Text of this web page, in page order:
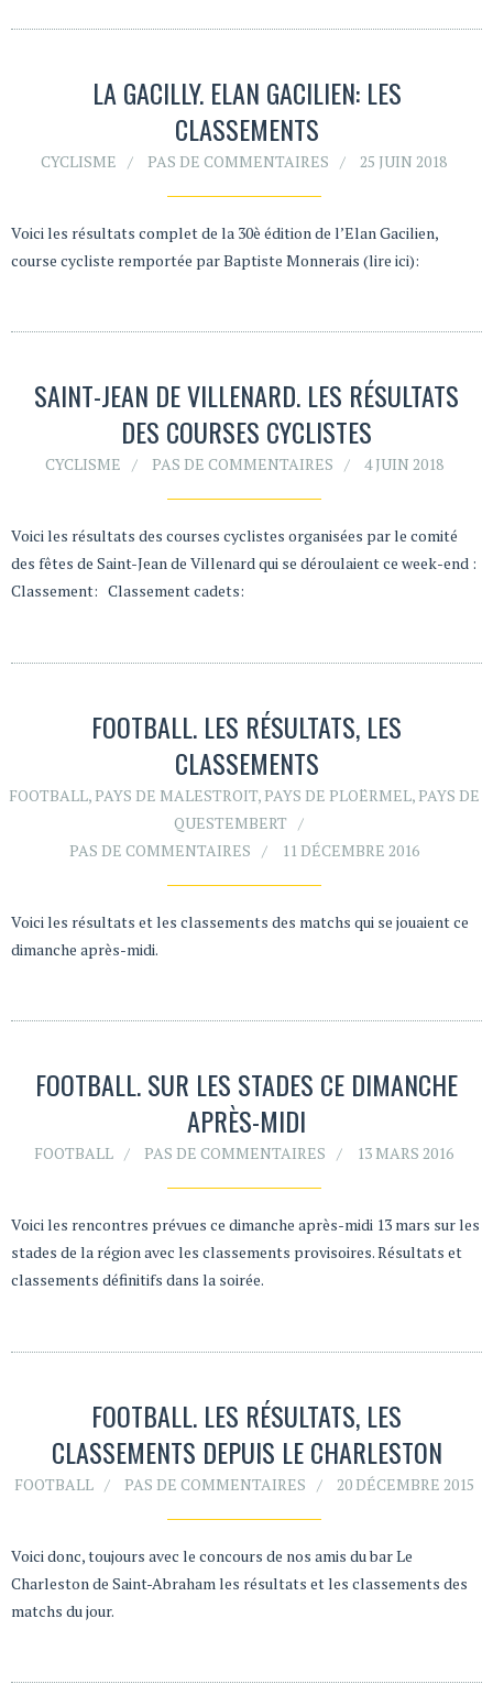
LA GACILLY. ELAN GACILIEN: LES
CLASSEMENTS
CYCLISME PAS DE COMMENTAIRES 25 JUIN 2018
Voici les résultats complet de la 30è édition de l’Elan Gacilien,
course cycliste remportée par Baptiste Monnerais (lire ici):
SAINT-JEAN DE VILLENARD. LES RÉSULTATS
DES COURSES CYCLISTES
CYCLISME PAS DE COMMENTAIRES 4 JUIN 2018
Voici les résultats des courses cyclistes organisées par le comité
des fêtes de Saint-Jean de Villenard qui se déroulaient ce week-end :
Classement: Classement cadets:
FOOTBALL. LES RÉSULTATS, LES
CLASSEMENTS
FOOTBALL,PAYS DE MALESTROIT,PAYS DE PLOËRMEL,PAYS DE
QUESTEMBERT
PAS DE COMMENTAIRES
11 DÉCEMBRE 2016
Voici les résultats et les classements des matchs qui se jouaient ce
dimanche après-midi.
FOOTBALL. SUR LES STADES CE DIMANCHE
APRÈS-MIDI
FOOTBALL PAS DE COMMENTAIRES 13 MARS 2016
Voici les rencontres prévues ce dimanche après-midi 13 mars sur les
stades de la région avec les classements provisoires. Résultats et
classements définitifs dans la soirée.
FOOTBALL. LES RÉSULTATS, LES
CLASSEMENTS DEPUIS LE CHARLESTON
FOOTBALL PAS DE COMMENTAIRES 20 DÉCEMBRE 2015
Voici donc, toujours avec le concours de nos amis du bar Le
Charleston de Saint-Abraham les résultats et les classements des
matchs du jour.